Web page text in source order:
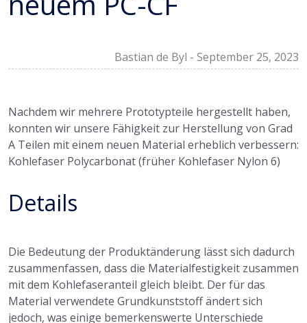
Bastian de Byl - September 25, 2023
Nachdem wir mehrere Prototypteile hergestellt haben,
konnten wir unsere Fähigkeit zur Herstellung von Grad
A Teilen mit einem neuen Material erheblich verbessern:
Kohlefaser Polycarbonat (früher Kohlefaser Nylon 6)
Details
Die Bedeutung der Produktänderung lässt sich dadurch
zusammenfassen, dass die Materialfestigkeit zusammen
mit dem Kohlefaseranteil gleich bleibt. Der für das
Material verwendete Grundkunststoff ändert sich
jedoch, was einige bemerkenswerte Unterschiede